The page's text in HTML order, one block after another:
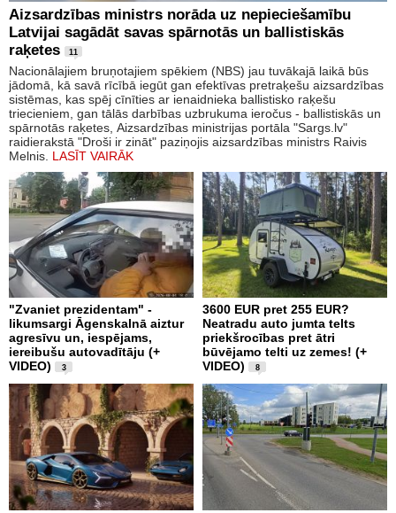
Aizsardzības ministrs norāda uz nepieciešamību
Latvijai sagādāt savas spārnotās un ballistiskās
raķetes
11
Nacionālajiem bruņotajiem spēkiem (NBS) jau tuvākajā laikā būs
jādomā, kā savā rīcībā iegūt gan efektīvas pretraķešu aizsardzības
sistēmas, kas spēj cīnīties ar ienaidnieka ballistisko raķešu
triecieniem, gan tālās darbības uzbrukuma ieročus - ballistiskās un
spārnotās raķetes, Aizsardzības ministrijas portāla "Sargs.lv"
raidierakstā "Droši ir zināt" paziņojis aizsardzības ministrs Raivis
Melnis. LASĪT VAIRĀK
"Zvaniet prezidentam" -
likumsargi Āgenskalnā aiztur
agresīvu un, iespējams,
iereibušu autovadītāju (+
VIDEO)
3
3600 EUR pret 255 EUR?
Neatradu auto jumta telts
priekšrocības pret ātri
būvējamo telti uz zemes! (+
VIDEO)
8